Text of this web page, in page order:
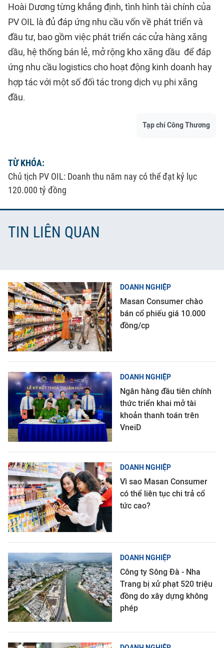
Hoài Dương từng khẳng định, tình hình tài chính của
PV OIL là đủ đáp ứng nhu cầu vốn về phát triển và
đầu tư, bao gồm việc phát triển các cửa hàng xăng
dầu, hệ thống bán lẻ, mở rộng kho xăng dầu để đáp
ứng nhu cầu logistics cho hoạt động kinh doanh hay
hợp tác với một số đối tác trong dịch vụ phi xăng
đầu.
Tạp chí Công Thương
TỪ KHÓA:
Chủ tịch PV OIL: Doanh thu năm nay có thể đạt kỷ lục
120.000 tỷ đồng
TIN LIÊN QUAN
DOANH NGHIỆP
Masan Consumer chào
bán cổ phiếu giá 10.000
đồng/cp
DOANH NGHIỆP
Ngân hàng đầu tiên chính
thức triển khai mở tài
khoản thanh toán trên
VneiD
DOANH NGHIỆP
Vì sao Masan Consumer
có thể liên tục chi trả cổ
tức cao?
DOANH NGHIỆP
Công ty Sông Đà - Nha
Trang bị xử phạt 520 triệu
đồng do xây dựng không
phép